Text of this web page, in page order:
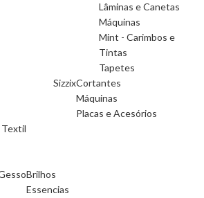
Lâminas e Canetas
Máquinas
Mint - Carimbos e
Tintas
Tapetes
SizzixCortantes
Máquinas
Placas e Acesórios
Textil
Brilhos
Essencias